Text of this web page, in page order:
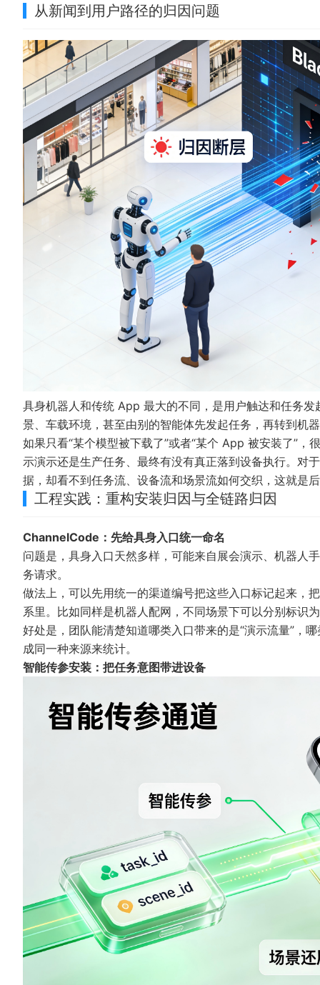
从新闻到用户路径的归因问题
具身机器人和传统 App 最大的不同，是用户触达和任务
景、车载环境，甚至由别的智能体先发起任务，再转到机
如果只看“某个模型被下载了”或者“某个 App 被安装了”
示演示还是生产任务、最终有没有真正落到设备执行。对
据，却看不到任务流、设备流和场景流如何交织，这就是
工程实践：重构安装归因与全链路归因
ChannelCode：先给具身入口统一命名
问题是，具身入口天然多样，可能来自展会演示、机器
务请求。
做法上，可以先用统一的渠道编号把这些入口标记起来，
系里。比如同样是机器人配网，不同场景下可以分别标识
好处是，团队能清楚知道哪类入口带来的是“演示流量”，
成同一种来源来统计。
智能传参安装：把任务意图带进设备